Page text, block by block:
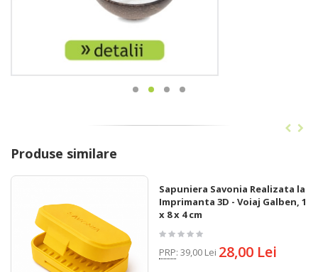
Produse similare
Sapuniera Savonia Realizata la
Imprimanta 3D - Voiaj Galben, 10
x 8 x 4 cm
PRP: 39,00 Lei 28,00 Lei